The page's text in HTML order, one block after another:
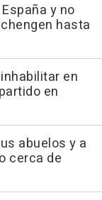
y no
hasta
en
en
abuelos y a
cerca de